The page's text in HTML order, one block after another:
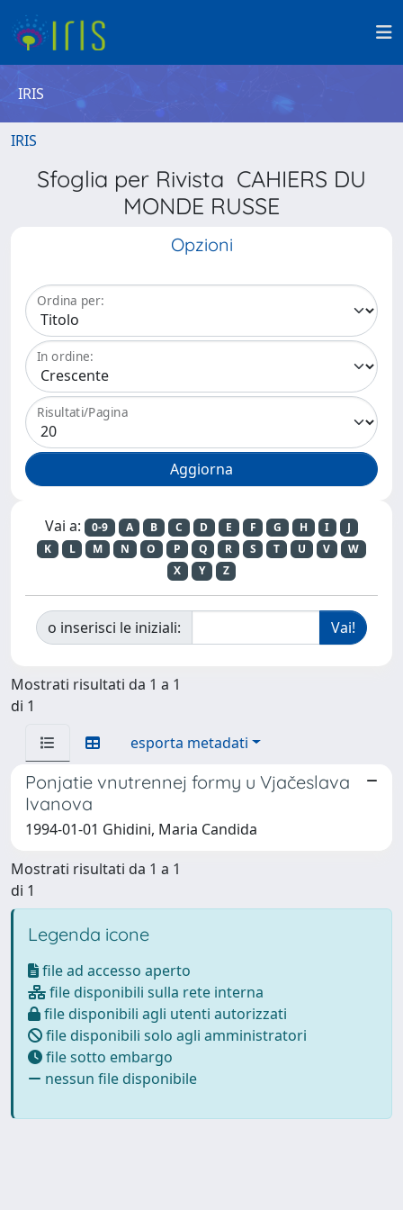
IRIS
IRIS
Sfoglia per Rivista CAHIERS DU
MONDE RUSSE
Opzioni
Ordina per:
In ordine:
Risultati/Pagina
Vai a: 0-9 A B C D E F G H I
J
K
L M N O P Q R S T U V
W
X
Y Z
o inserisci le iniziali:
Mostrati risultati da 1 a 1
di 1
esporta metadati
Ponjatie vnutrennej formy u Vjačeslava
Ivanova
1994-01-01 Ghidini, Maria Candida
Mostrati risultati da 1 a 1
di 1
Legenda icone
file ad accesso aperto
file disponibili sulla rete interna
file disponibili agli utenti autorizzati
file disponibili solo agli amministratori
file sotto embargo
nessun file disponibile